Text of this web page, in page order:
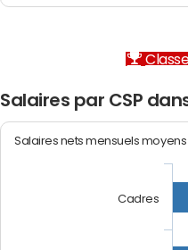
Salaires par CSP
Salaires nets mensuels moyens
Cadres